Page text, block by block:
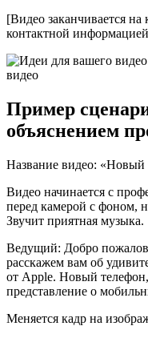
[Видео заканчивается на
контактной
Пример
объяснением
Название видео: «Новый
Видео начинается с
перед камерой с фоном,
Звучит приятная музыка.
Ведущий: Добро
расскажем вам об
от Apple. Новый
представление о
Меняется кадр на